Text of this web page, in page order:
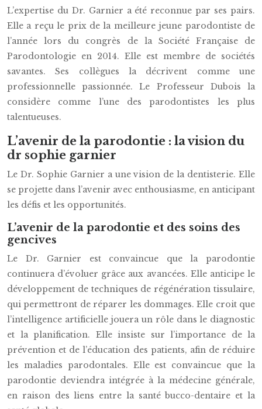
L’expertise du Dr. Garnier a été reconnue par ses pairs.
Elle a reçu le prix de la meilleure jeune parodontiste de
l’année lors du congrès de la Société Française de
Parodontologie en 2014. Elle est membre de sociétés
savantes. Ses collègues la décrivent comme une
professionnelle passionnée. Le Professeur Dubois la
considère comme l’une des parodontistes les plus
talentueuses.
L’avenir de la parodontie : la vision du
dr sophie garnier
Le Dr. Sophie Garnier a une vision de la dentisterie. Elle
se projette dans l’avenir avec enthousiasme, en anticipant
les défis et les opportunités.
L’avenir de la parodontie et des soins des
gencives
Le Dr. Garnier est convaincue que la parodontie
continuera d’évoluer grâce aux avancées. Elle anticipe le
développement de techniques de régénération tissulaire,
qui permettront de réparer les dommages. Elle croit que
l’intelligence artificielle jouera un rôle dans le diagnostic
et la planification. Elle insiste sur l’importance de la
prévention et de l’éducation des patients, afin de réduire
les maladies parodontales. Elle est convaincue que la
parodontie deviendra intégrée à la médecine générale,
en raison des liens entre la santé bucco-dentaire et la